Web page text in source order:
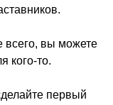
всего, вы можете
кого-то.
первый